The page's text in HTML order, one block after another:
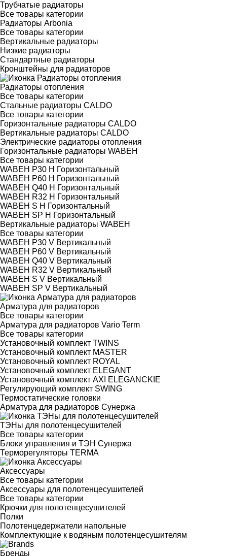
Трубчатые радиаторы
Все товары категории
Радиаторы Arbonia
Все товары категории
Вертикальные радиаторы
Низкие радиаторы
Стандартные радиаторы
Кронштейны для радиаторов
Радиаторы отопления
Все товары категории
Стальные радиаторы CALDO
Все товары категории
Горизонтальные радиаторы CALDO
Вертикальные радиаторы CALDO
Электрические радиаторы отопления
Горизонтальные радиаторы WABEH
Все товары категории
WABEH P30 H Горизонтальный
WABEH P60 H Горизонтальный
WABEH Q40 H Горизонтальный
WABEH R32 H Горизонтальный
WABEH S H Горизонтальный
WABEH SP H Горизонтальный
Вертикальные радиаторы WABEH
Все товары категории
WABEH P30 V Вертикальный
WABEH P60 V Вертикальный
WABEH Q40 V Вертикальный
WABEH R32 V Вертикальный
WABEH S V Вертикальный
WABEH SP V Вертикальный
Арматура для радиаторов
Все товары категории
Арматура для радиаторов Vario Term
Все товары категории
Установочный комплект TWINS
Установочный комплект MASTER
Установочный комплект ROYAL
Установочный комплект ELEGANT
Установочный комплект AXI ELEGANCKIE
Регулирующий комплект SWING
Термостатические головки
Арматура для радиаторов Сунержа
ТЭНы для полотенцесушителей
Все товары категории
Блоки управления и ТЭН Сунержа
Терморегуляторы TERMA
Аксессуары
Все товары категории
Аксессуары для полотенцесушителей
Все товары категории
Крючки для полотенцесушителей
Полки
Полотенцедержатели напольные
Комплектующие к водяным полотенцесушителям
Бренды